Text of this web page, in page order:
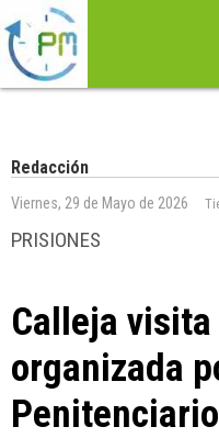
Redacción
Viernes, 29 de Mayo de 2026
PRISIONES
Calleja
organizada